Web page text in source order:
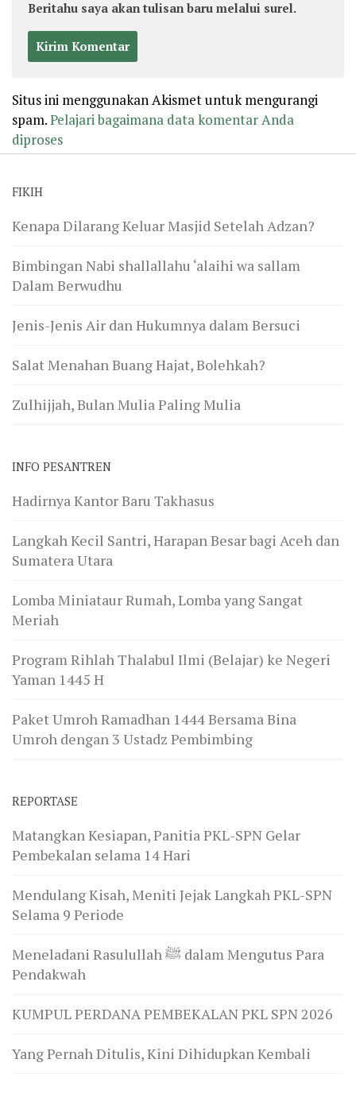
Beritahu saya akan tulisan baru melalui surel.
Situs ini menggunakan Akismet untuk mengurangi
spam.Pelajari bagaimana data komentar Anda
diproses
FIKIH
Kenapa Dilarang Keluar Masjid Setelah Adzan?
Bimbingan Nabi shallallahu ‘alaihi wa sallam
Dalam Berwudhu
Jenis-Jenis Air dan Hukumnya dalam Bersuci
Salat Menahan Buang Hajat, Bolehkah?
Zulhijjah, Bulan Mulia Paling Mulia
INFO PESANTREN
Hadirnya Kantor Baru Takhasus
Langkah Kecil Santri, Harapan Besar bagi Aceh dan
Sumatera Utara
Lomba Miniataur Rumah, Lomba yang Sangat
Meriah
Program Rihlah Thalabul Ilmi (Belajar) ke Negeri
Yaman 1445 H
Paket Umroh Ramadhan 1444 Bersama Bina
Umroh dengan 3 Ustadz Pembimbing
REPORTASE
Matangkan Kesiapan, Panitia PKL-SPN Gelar
Pembekalan selama 14 Hari
Mendulang Kisah, Meniti Jejak Langkah PKL-SPN
Selama 9 Periode
Meneladani Rasulullah ﷺ dalam Mengutus Para
Pendakwah
KUMPUL PERDANA PEMBEKALAN PKL SPN 2026
Yang Pernah Ditulis, Kini Dihidupkan Kembali